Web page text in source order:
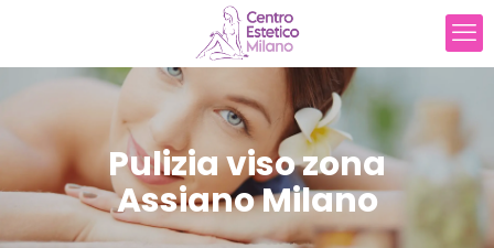
Pulizia viso zona
Assiano Milano